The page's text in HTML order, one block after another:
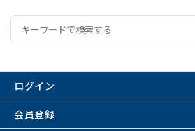
ログイン
会員登録